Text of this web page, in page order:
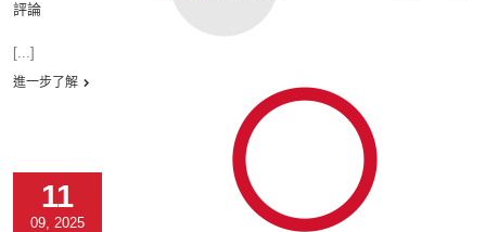
評論
[...]
進一步了解
11
09, 2025